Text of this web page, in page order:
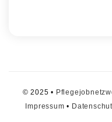
© 2025 •
Impressum •